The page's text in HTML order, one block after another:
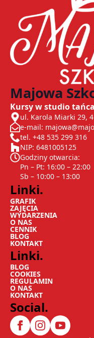
Majowa
Kursy w studio tańca
ul. Karola Miarki 29,
e-mail:
tel. +48 535 299 316
NIP: 6481005125
Godziny otwarcia:
Pn – Pt: 16:00 – 22:00
Sb – 10:00 – 13:00
Linki.
GRAFIK
ZAJĘCIA
WYDARZENIA
O NAS
CENNIK
BLOG
KONTAKT
Linki.
BLOG
COOKIES
REGULAMIN
O NAS
KONTAKT
Social.